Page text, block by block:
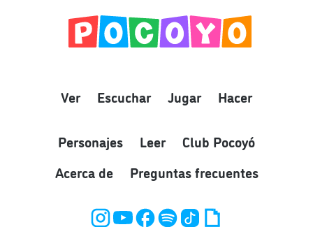
Ver Escuchar Jugar Hacer
Personajes Leer
Club Pocoyó
Acerca de
Preguntas frecuentes